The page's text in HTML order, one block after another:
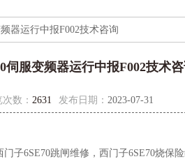
器运行中报F002技术咨询
伺服变频器运行中报F002技术咨
数： 2631 发布日期： 2023-07-31
子6SE70跳闸维修，西门子6SE70烧保